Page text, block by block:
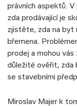
právních aspektů.
zda prodávající je
zjistěte, zda na byt
břemena.
prodej a mohou
důležité ověřit, zda
se stavebními
Miroslav Majer k